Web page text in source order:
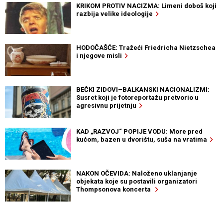
KRIKOM PROTIV NACIZMA: Limeni doboš koji
razbija velike ideologije
HODOČAŠĆE: Tražeći Friedricha Nietzschea
i njegove misli
BEČKI ZIDOVI–BALKANSKI NACIONALIZMI:
Susret koji je fotoreportažu pretvorio u
agresivnu prijetnju
KAD „RAZVOJ“ POPIJE VODU: More pred
kućom, bazen u dvorištu, suša na vratima
NAKON OČEVIDA: Naloženo uklanjanje
objekata koje su postavili organizatori
Thompsonova koncerta